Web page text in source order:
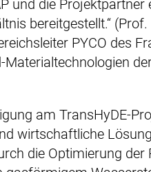
und die
bereitgestellt.“
PYCO des
Materialtechnologien
am TransHyDE-
wirtschaftliche
die Optimierung